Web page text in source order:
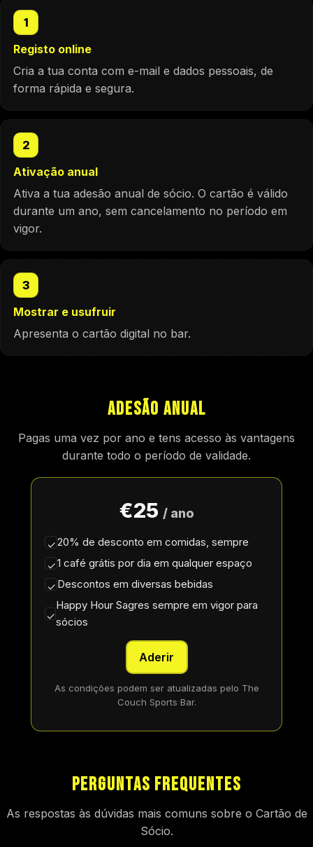
1
Registo online
Cria a tua conta com e-mail e dados pessoais, de
forma rápida e segura.
2
Ativação anual
Ativa a tua adesão anual de sócio. O cartão é válido
durante um ano, sem cancelamento no período em
vigor.
3
Mostrar e usufruir
Apresenta o cartão digital no bar.
Adesão anual
Pagas uma vez por ano e tens acesso às vantagens
durante todo o período de validade.
€25 / ano
✓20% de desconto em comidas, sempre
✓1 café grátis por dia em qualquer espaço
✓ Descontos em diversas bebidas
✓
Happy Hour Sagres sempre em vigor para
sócios
Aderir
As condições podem ser atualizadas pelo The
Couch Sports Bar.
Perguntas frequentes
As respostas às dúvidas mais comuns sobre o Cartão de
Sócio.